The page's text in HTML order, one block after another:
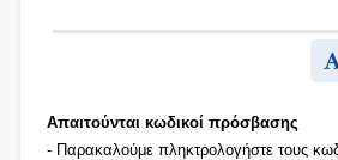
Απαιτούνται κωδικοί πρόσβασης
- Παρακαλούμε πληκτρολογήστε τους